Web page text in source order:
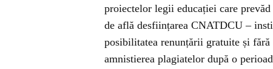
proiectelor legii educației care
de află desființarea CNATDCU –
posibilitatea renunțării gratuite și
amnistierea plagiatelor după o